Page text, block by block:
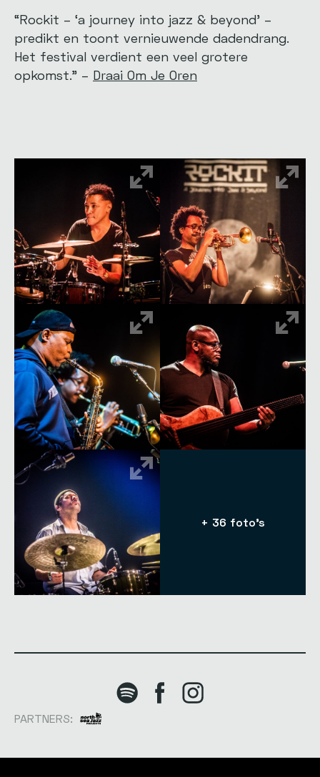
“Rockit – ‘a journey into jazz & beyond’ –
predikt en toont vernieuwende dadendrang.
Het festival verdient een veel grotere
opkomst.” – Draai Om Je Oren
+ 36 foto's
PARTNERS: